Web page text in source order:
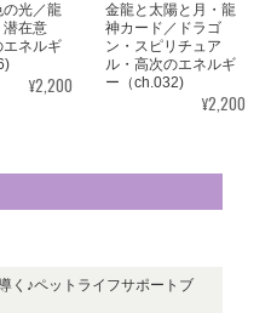
入いただき、誠にありがと
た。気に入っていただけた
です。とても励みになりま
光／龍
在意
エネルギ
¥2,200
金龍と太陽と月・龍
神カード／ドラゴ
ン・スピリチュア
ル・高次のエネルギ
ー（ch.032)
¥2,200
く♪ペットライフサポートブ